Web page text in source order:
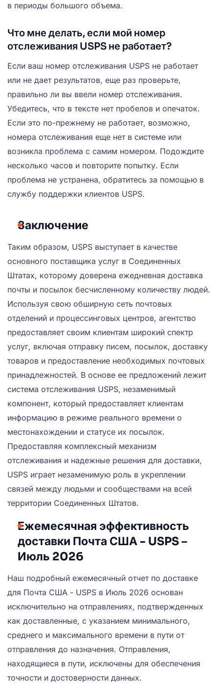
в периоды большого объема.
Что мне делать, если мой номер
отслеживания USPS не работает?
Если ваш номер отслеживания USPS не работает
или не дает результатов, еще раз проверьте,
правильно ли вы ввели номер отслеживания.
Убедитесь, что в тексте нет пробелов и опечаток.
Если это по-прежнему не работает, возможно,
номера отслеживания еще нет в системе или
возникла проблема с самим номером. Подождите
несколько часов и повторите попытку. Если
проблема не устранена, обратитесь за помощью в
службу поддержки клиентов USPS.
Заключение
Таким образом, USPS выступает в качестве
основного поставщика услуг в Соединенных
Штатах, которому доверена ежедневная доставка
почты и посылок бесчисленному количеству людей.
Используя свою обширную сеть почтовых
отделений и процессинговых центров, агентство
предоставляет своим клиентам широкий спектр
услуг, включая отправку писем, посылок, доставку
товаров и предоставление необходимых почтовых
принадлежностей. В основе ее предложений лежит
система отслеживания USPS, незаменимый
компонент, который предоставляет клиентам
информацию в режиме реального времени о
местонахождении и статусе их посылок.
Предоставляя комплексный механизм
отслеживания и надежные решения для доставки,
USPS играет незаменимую роль в укреплении
связей между людьми и сообществами на всей
территории Соединенных Штатов.
Ежемесячная эффективность
доставки Почта США - USPS –
Июль 2026
Наш подробный ежемесячный отчет по доставке
для Почта США - USPS в Июль 2026 основан
исключительно на отправлениях, подтвержденных
как доставленные, с указанием минимального,
среднего и максимального времени в пути от
отправления до назначения. Отправления,
находящиеся в пути, исключены для обеспечения
точности и достоверности данных.